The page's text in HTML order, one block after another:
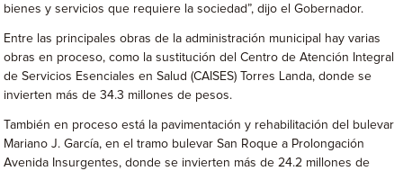
bienes y servicios que requiere la sociedad”, dijo el Gobernador.
Entre las principales obras de la administración municipal hay varias
obras en proceso, como la sustitución del Centro de Atención Integral
de Servicios Esenciales en Salud (CAISES) Torres Landa, donde se
invierten más de 34.3 millones de pesos.
También en proceso está la pavimentación y rehabilitación del bulevar
Mariano J. García, en el tramo bulevar San Roque a Prolongación
Avenida Insurgentes, donde se invierten más de 24.2 millones de